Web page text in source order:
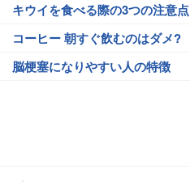
キウイを食べる際の3つの注意点
コーヒー 朝すぐ飲むのはダメ?
脳梗塞になりやすい人の特徴